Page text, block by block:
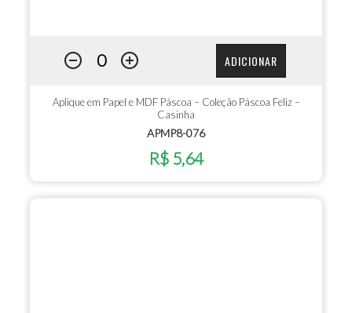
ADICIONAR
Aplique em Papel e MDF Páscoa – Coleção Páscoa Feliz –
Casinha
APMP8-076
R$ 5,64